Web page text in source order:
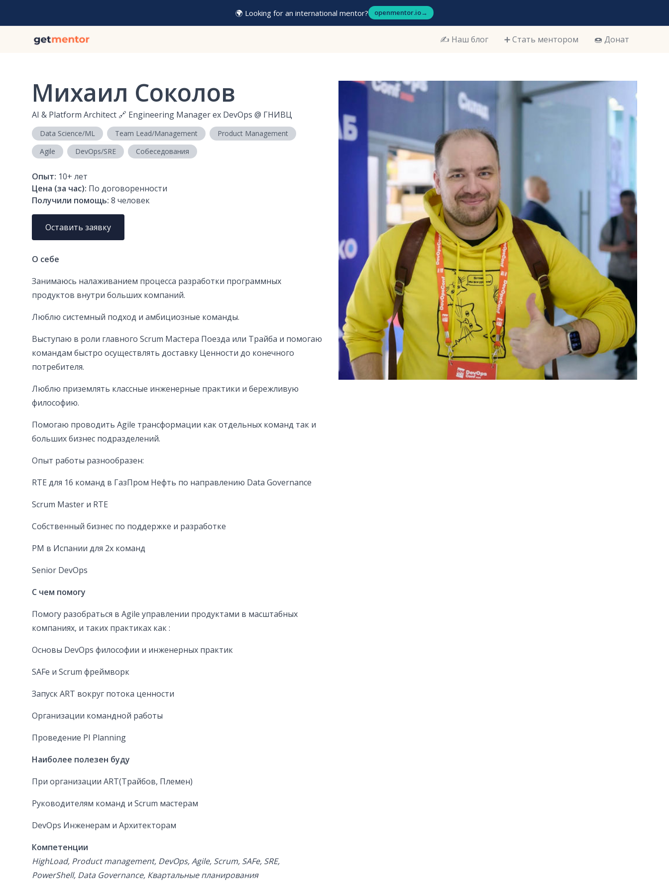
🌍 Looking for an international mentor? openmentor.io→
✍️ Наш блог ➕ Стать ментором 🍩 Донат
Михаил Соколов
AI & Platform Architect 🔗 Engineering Manager ex DevOps @ ГНИВЦ
Data Science/ML Team Lead/Management
Product Management
Agile
DevOps/SRE Собеседования
Опыт: 10+ лет
Цена (за час): По договоренности
Получили помощь: 8 человек
Оставить заявку
О себе
Занимаюсь налаживанием процесса разработки программных
продуктов внутри больших компаний.
Люблю системный подход и амбициозные команды.
Выступаю в роли главного Scrum Мастера Поезда или Трайба и помогаю
командам быстро осуществлять доставку Ценности до конечного
потребителя.
Люблю приземлять классные инженерные практики и бережливую
философию.
Помогаю проводить Agile трансформации как отдельных команд так и
больших бизнес подразделений.
Опыт работы разнообразен:
RTE для 16 команд в ГазПром Нефть по направлению Data Governance
Scrum Master и RTE
Собственный бизнес по поддержке и разработке
PM в Испании для 2х команд
Senior DevOps
С чем помогу
Помогу разобраться в Agile управлении продуктами в масштабных
компаниях, и таких практиках как :
Основы DevOps философии и инженерных практик
SAFe и Scrum фреймворк
Запуск ART вокруг потока ценности
Организации командной работы
Проведение PI Planning
Наиболее полезен буду
При организации ART(Трайбов, Племен)
Руководителям команд и Scrum мастерам
DevOps Инженерам и Архитекторам
Компетенции
HighLoad, Product management, DevOps, Agile, Scrum, SAFe, SRE,
PowerShell, Data Governance, Квартальные планирования